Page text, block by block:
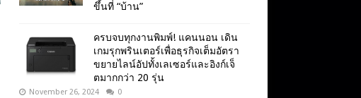
ขึ้นที่ “บ้าน”
ครบจบทุกงานพิมพ์! แคนนอน เดิน
เกมรุกพรินเตอร์เพื่อธุรกิจเต็มอัตรา
ขยายไลน์อัปทั้งเลเซอร์และอิงก์เจ็
ตมากกว่า 20 รุ่น
November 26, 2024 0